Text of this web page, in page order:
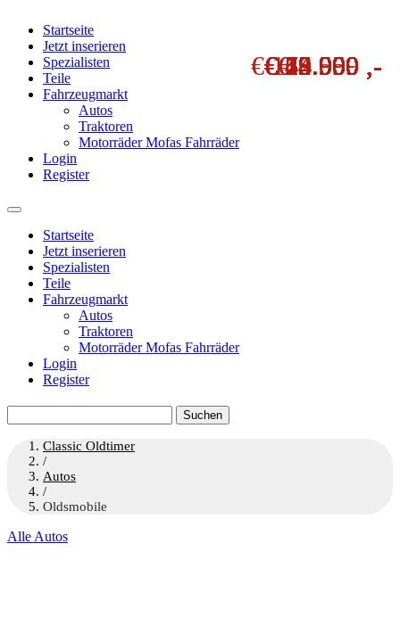
Startseite
Jetzt inserieren
Spezialisten
Teile
Fahrzeugmarkt
Autos
Traktoren
Motorräder Mofas Fahrräder
Login
Register
Startseite
Jetzt inserieren
Spezialisten
Teile
Fahrzeugmarkt
Autos
Traktoren
Motorräder Mofas Fahrräder
Login
Register
nach:
Classic Oldtimer
/
Autos
/
Oldsmobile
Alle Autos
€ 75.000 ,-
€ 24.950 ,-
€ 26.900 ,-
€ 54.900 ,-
€ 49.900 ,-
€ 3.999 ,-
€ 25.900 ,-
€ 49.950 ,-
€ 122.000 ,-
€ 19.900 ,-
€ 13.999 ,-
€ 5.500 ,-
€ 68.000 ,-